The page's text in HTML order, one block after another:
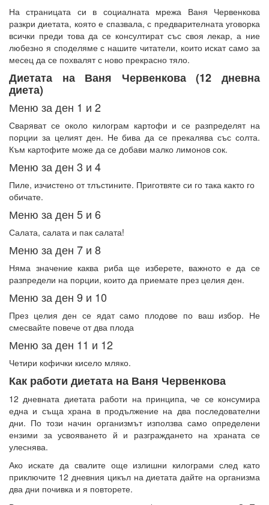
На страницата си в социалната мрежа Ваня Червенкова
разкри диетата, която е спазвала, с предварителната уговорка
всички преди това да се консултират със своя лекар, а ние
любезно я споделяме с нашите читатели, които искат само за
месец да се похвалят с ново прекрасно тяло.
Диетата на Ваня Червенкова (12 дневна
диета)
Меню за ден 1 и 2
Сваряват се около килограм картофи и се разпределят на
порции за целият ден. Не бива да се прекалява със солта.
Към картофите може да се добави малко лимонов сок.
Меню за ден 3 и 4
Пиле, изчистено от тлъстините. Приготвяте си го така както го
обичате.
Меню за ден 5 и 6
Салата, салата и пак салата!
Меню за ден 7 и 8
Няма значение каква риба ще изберете, важното е да се
разпредели на порции, които да приемате през целия ден.
Меню за ден 9 и 10
През целия ден се ядат само плодове по ваш избор. Не
смесвайте повече от два плода
Меню за ден 11 и 12
Четири кофички кисело мляко.
Как работи диетата на Ваня Червенкова
12 дневната диетата работи на принципа, че се консумира
една и съща храна в продължение на два последователни
дни. По този начин организмът използва само определени
ензими за усвояването й и разграждането на храната се
улеснява.
Ако искате да свалите още излишни килограми след като
приключите 12 дневния цикъл на диетата дайте на организма
два дни почивка и я повторете.